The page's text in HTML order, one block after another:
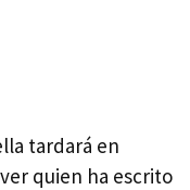
tardará en
quien ha escrito